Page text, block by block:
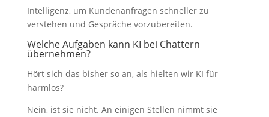
Welche Aufgaben kann KI bei Chattern
übernehmen?
Hört sich das bisher so an, als hielten wir KI für
harmlos?
Nein, ist sie nicht. An einigen Stellen nimmt sie